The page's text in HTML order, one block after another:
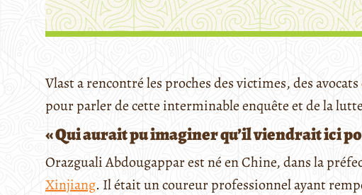
Vlast a rencontré les proches des victimes, des
pour parler de cette interminable enquête et de la
« Qui aurait pu imaginer qu’il viendrait ici
Orazguali Abdougappar est né en Chine, dans la
Xinjiang. Il était un coureur professionnel ayant